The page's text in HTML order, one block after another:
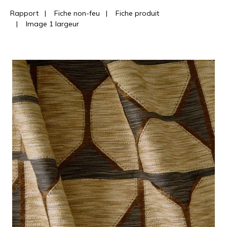
Rapport | Fiche non-feu |
Fiche produit
| Image 1 largeur